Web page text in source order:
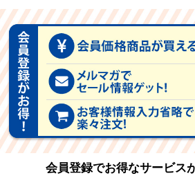
会員登録でお得なサービス